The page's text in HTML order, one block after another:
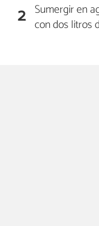
2 Sumergir en
con dos litros